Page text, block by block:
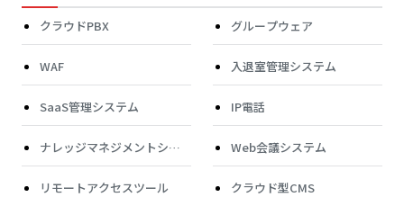
クラウドPBX グループウェア
WAF 入退室管理システム
SaaS管理システム IP電話
ナレッジマネジメントシス
テム
Web会議システム
リモートアクセスツール クラウド型CMS